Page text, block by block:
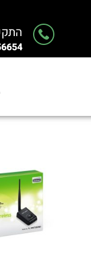
6756654